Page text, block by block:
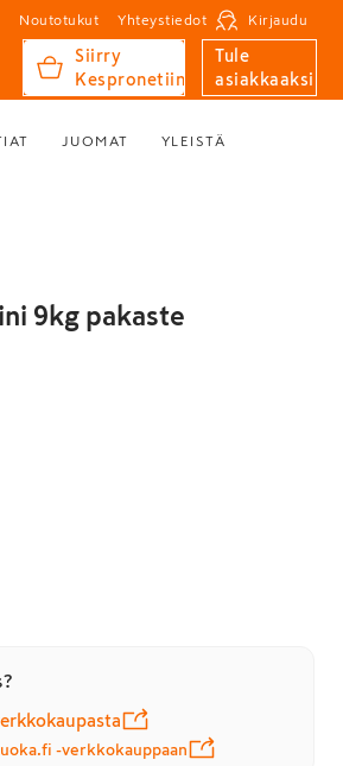
Noutotukut Yhteystiedot Kirjaudu
Siirry
Kespronetiin
Tule
asiakkaaksi
JUOMAT YLEISTÄ
9kg pakaste
-verkkokauppaan